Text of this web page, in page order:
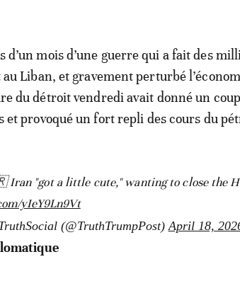
d’un mois d’une guerre qui a fait des
Liban, et gravement perturbé
du détroit vendredi avait donné un
et provoqué un fort repli des cours du
"got a little cute," wanting to close the
yIeY9Ln9Vt
(@TruthTrumpPost) April 18,